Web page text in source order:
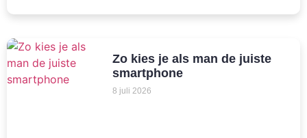
Zo kies je als man de juiste
smartphone
8 juli 2026